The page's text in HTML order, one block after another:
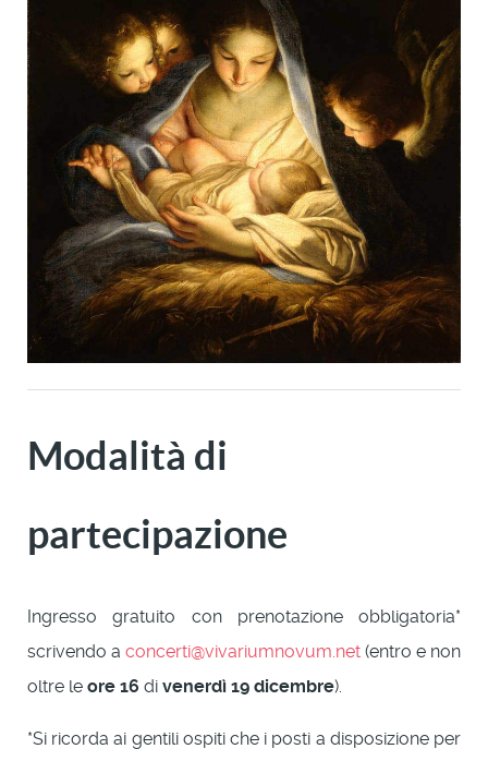
Modalità di
partecipazione
Ingresso gratuito con prenotazione obbligatoria*
scrivendo a concerti@vivariumnovum.net (entro e non
oltre le ore 16 di venerdì 19 dicembre).
*Si ricorda ai gentili ospiti che i posti a disposizione per